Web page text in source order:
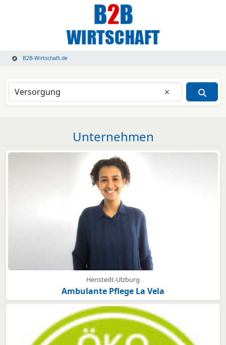
B2B-Wirtschaft.de
Eingabe
Unternehmen
Henstedt-Ulzburg
Ambulante Pflege La Vela